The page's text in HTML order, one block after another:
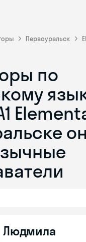
Первоуральск
по
Людмила